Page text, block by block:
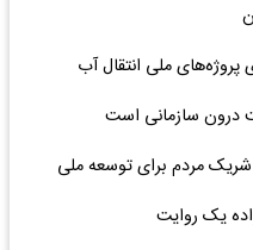
پروژه‌های ملی انتقال آب
درون سازمانی است
شریک مردم برای توسعه ملی
یک روایت